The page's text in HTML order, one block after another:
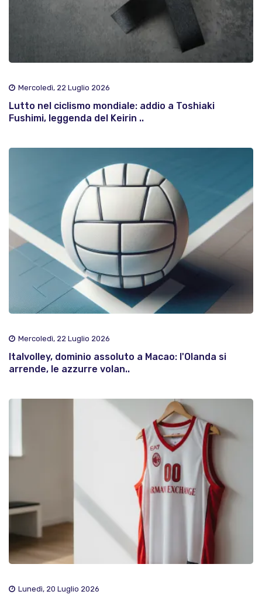
Mercoledì, 22 Luglio 2026
Lutto nel ciclismo mondiale: addio a Toshiaki
Fushimi, leggenda del Keirin ..
Mercoledì, 22 Luglio 2026
Italvolley, dominio assoluto a Macao: l'Olanda si
arrende, le azzurre volan..
Lunedì, 20 Luglio 2026